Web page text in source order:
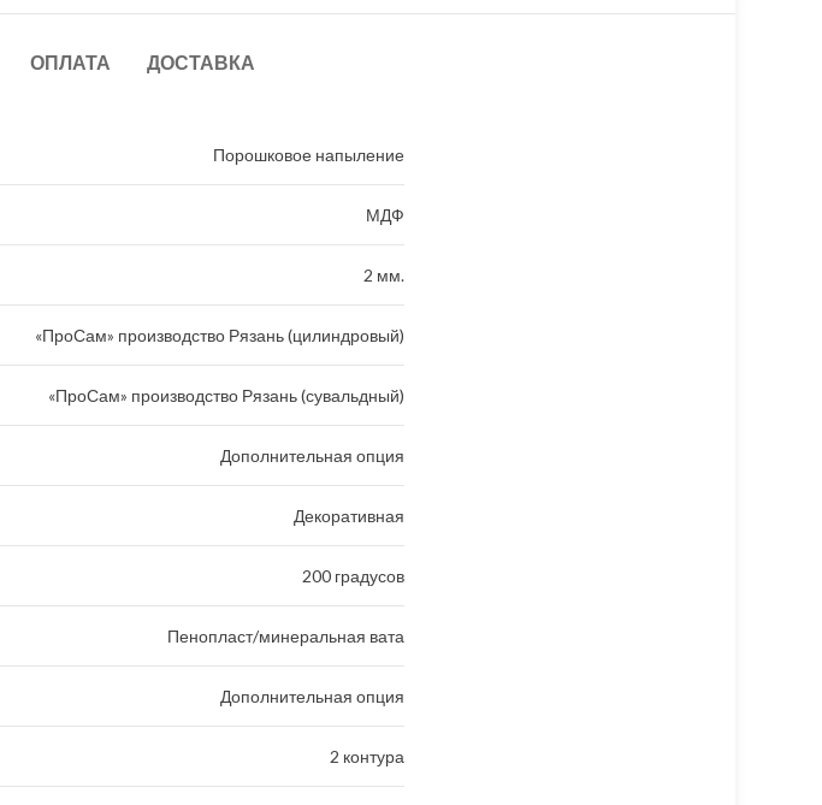
ОПЛАТА ДОСТАВКА
Порошковое напыление
МДФ
2 мм.
«ПроСам» производство Рязань (цилиндровый)
«ПроСам» производство Рязань (сувальдный)
Дополнительная опция
Декоративная
200 градусов
Пенопласт/минеральная вата
Дополнительная опция
2 контура